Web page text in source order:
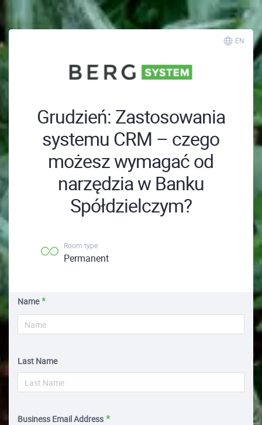
EN
Grudzień: Zastosowania
systemu CRM – czego
możesz wymagać od
narzędzia w Banku
Spółdzielczym?
Room type
Permanent
Name
Last Name
Business Email Address